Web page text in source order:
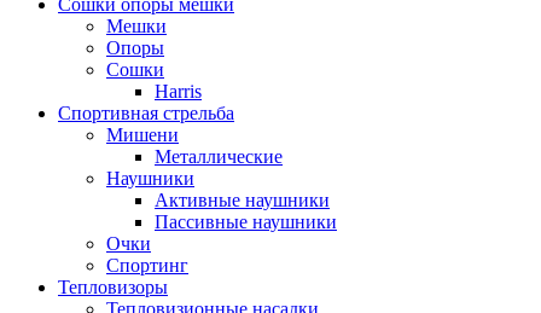
Сошки опоры мешки
Мешки
Опоры
Сошки
Harris
Спортивная стрельба
Мишени
Металлические
Наушники
Активные наушники
Пассивные наушники
Очки
Спортинг
Тепловизоры
Тепловизионные насадки